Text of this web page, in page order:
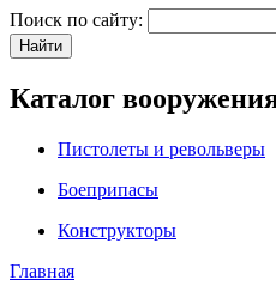
Поиск по сайту:
Каталог
Пистолеты и револьверы
Боеприпасы
Конструкторы
Главная